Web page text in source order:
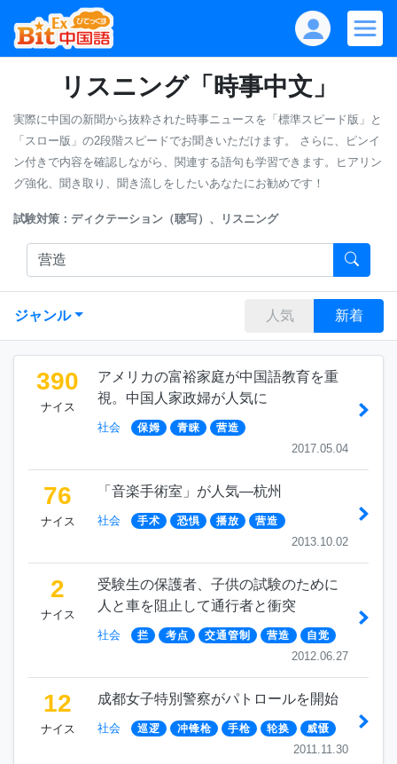
リスニング「時事中文」
実際に中国の新聞から抜粋された時事ニュースを「標準スピード版」と
「スロー版」の2段階スピードでお聞きいただけます。
さらに、ピンイ
ン付きで内容を確認しながら、関連する語句も学習できます。ヒアリン
グ強化、聞き取り、聞き流しをしたいあなたにお勧めです！
試験対策：ディクテーション（聴写）、リスニング
ジャンル 人気 新着
390
ナイス
アメリカの富裕家庭が中国語教育を重
視。中国人家政婦が人気に
社会 保姆 青睐 营造
2017.05.04
76
ナイス
「音楽手術室」が人気―杭州
社会 手术 恐惧 播放 营造
2013.10.02
2
ナイス
受験生の保護者、子供の試験のために
人と車を阻止して通行者と衝突
社会 拦 考点 交通管制 营造 自觉
2012.06.27
12
ナイス
成都女子特別警察がパトロールを開始
社会 巡逻 冲锋枪 手枪 轮换 威慑
2011.11.30